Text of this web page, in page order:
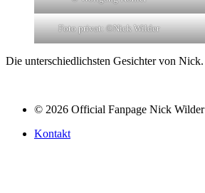
Foto privat: ©Nick Wilder
Die unterschiedlichsten Gesichter von Nick.
© 2026 Official Fanpage Nick Wilder
Kontakt